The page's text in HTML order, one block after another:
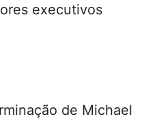
executivos
de Michael